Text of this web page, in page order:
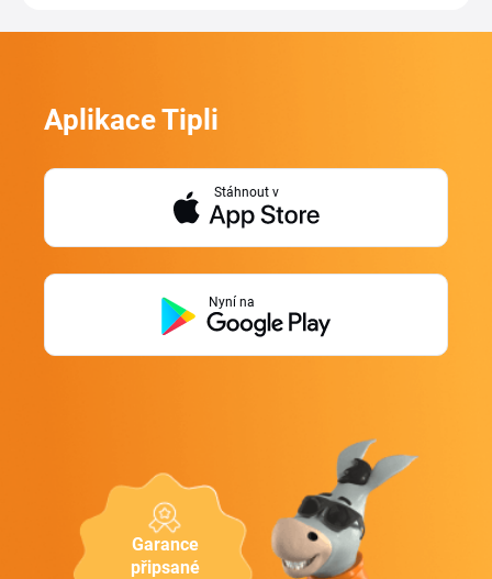
Garance
připsané
Aplikace Tipli
Stáhnout v
Nyní na